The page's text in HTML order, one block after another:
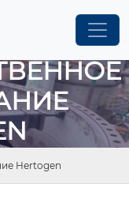
Hertogen